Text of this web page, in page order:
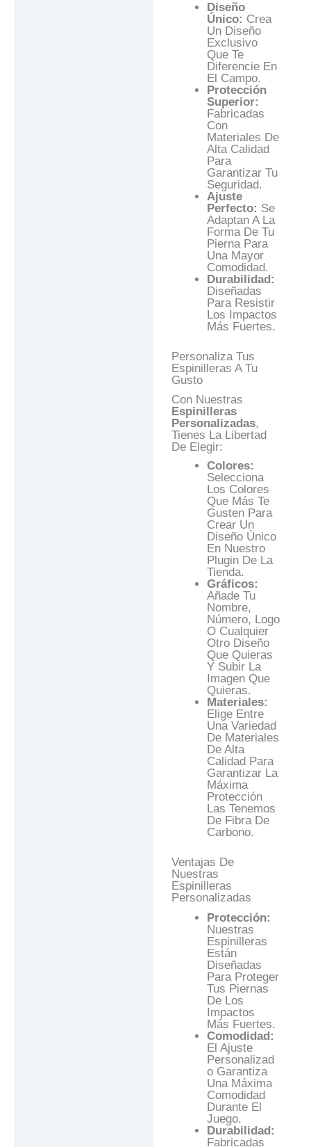
Diseño
Único: Crea
Un Diseño
Exclusivo
Que Te
Diferencie En
El Campo.
Protección
Superior:
Fabricadas
Con
Materiales De
Alta Calidad
Para
Garantizar Tu
Seguridad.
Ajuste
Perfecto: Se
Adaptan A La
Forma De Tu
Pierna Para
Una Mayor
Comodidad.
Durabilidad:
Diseñadas
Para Resistir
Los Impactos
Más Fuertes.
Personaliza Tus
Espinilleras A Tu
Gusto
Con Nuestras
Espinilleras
Personalizadas,
Tienes La Libertad
De Elegir:
Colores:
Selecciona
Los Colores
Que Más Te
Gusten Para
Crear Un
Diseño Único
En Nuestro
Plugin De La
Tienda.
Gráficos:
Añade Tu
Nombre,
Número, Logo
O Cualquier
Otro Diseño
Que Quieras
Y Subir La
Imagen Que
Quieras.
Materiales:
Elige Entre
Una Variedad
De Materiales
De Alta
Calidad Para
Garantizar La
Máxima
Protección
Las Tenemos
De Fibra De
Carbono.
Ventajas De
Nuestras
Espinilleras
Personalizadas
Protección:
Nuestras
Espinilleras
Están
Diseñadas
Para Proteger
Tus Piernas
De Los
Impactos
Más Fuertes.
Comodidad:
El Ajuste
Personalizad
O Garantiza
Una Máxima
Comodidad
Durante El
Juego.
Durabilidad:
Fabricadas